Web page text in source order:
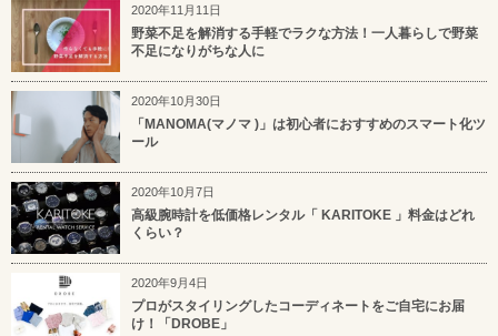
2020年11月11日
野菜不足を解消する手軽でラクな方法！一人暮らしで野菜
不足になりがちな人に
2020年10月30日
「MANOMA(マノマ )」は初心者におすすめのスマート化ツ
ール
2020年10月7日
高級腕時計を低価格レンタル「 KARITOKE 」料金はどれ
くらい？
2020年9月4日
プロがスタイリングしたコーディネートをご自宅にお届
け！「DROBE」